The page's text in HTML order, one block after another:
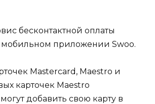
бесконтактной оплаты
приложении Swoo.
Mastercard, Maestro и
карточек Maestro
добавить свою карту в